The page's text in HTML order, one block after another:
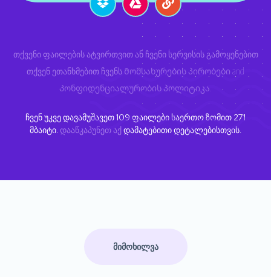
თქვენი ფაილების ატვირთვით ან ჩვენი სერვისის გამოყენებით
თქვენ ეთანხმებით ჩვენს Მომსახურების პირობები and
Კონფიდენციალურობის პოლიტიკა
ჩვენ უკვე დავამუშავეთ109 ფაილები საერთო ზომით 271
მბაიტი. დააწკაპუნეთ აქ დამატებითი დეტალებისთვის.
ᲛᲘᲛᲝᲮᲘᲚᲕᲐ